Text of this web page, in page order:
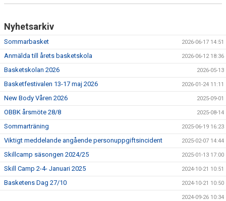
Nyhetsarkiv
Sommarbasket 2026-06-17 14:51
Anmälda till årets basketskola 2026-06-12 18:36
Basketskolan 2026 2026-05-13
Basketfestivalen 13-17 maj 2026 2026-01-24 11:11
New Body Våren 2026 2025-09-01
OBBK årsmöte 28/8 2025-08-14
Sommarträning 2025-06-19 16:23
Viktigt meddelande angående personuppgiftsincident 2025-02-07 14:44
Skillcamp säsongen 2024/25 2025-01-13 17:00
Skill Camp 2-4- Januari 2025 2024-10-21 10:51
Basketens Dag 27/10 2024-10-21 10:50
2024-09-26 10:34